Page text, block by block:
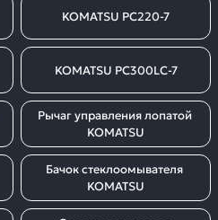
KOMATSU PC220-7
KOMATSU PC300LC-7
Рычаг управления лопатой
KOMATSU
Бачок стеклоомывателя
KOMATSU